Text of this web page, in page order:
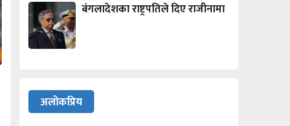
बंगलादेशका राष्ट्रपतिले दिए राजीनामा
अलोकप्रिय